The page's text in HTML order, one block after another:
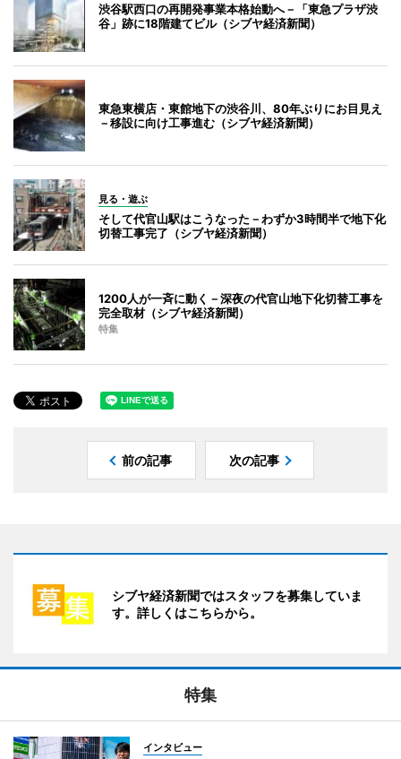
渋谷駅西口の再開発事業本格始動へ－「東急プラザ渋
谷」跡に18階建てビル（シブヤ経済新聞）
東急東横店・東館地下の渋谷川、80年ぶりにお目見え
－移設に向け工事進む（シブヤ経済新聞）
見る・遊ぶ
そして代官山駅はこうなった－わずか3時間半で地下化
切替工事完了（シブヤ経済新聞）
1200人が一斉に動く－深夜の代官山地下化切替工事を
完全取材（シブヤ経済新聞）
特集
前の記事 次の記事
シブヤ経済新聞ではスタッフを募集していま
す。詳しくはこちらから。
特集
インタビュー